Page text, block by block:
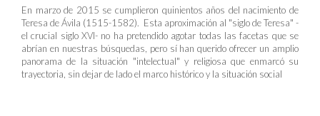
En marzo de 2015 se cumplieron quinientos años del nacimiento de
Teresa de Ávila (1515-1582). Esta aproximación al "siglo de Teresa" -
el crucial siglo XVI- no ha pretendido agotar todas las facetas que se
abrían en nuestras búsquedas, pero sí han querido ofrecer un amplio
panorama de la situación "intelectual" y religiosa que enmarcó su
trayectoria, sin dejar de lado el marco histórico y la situación social